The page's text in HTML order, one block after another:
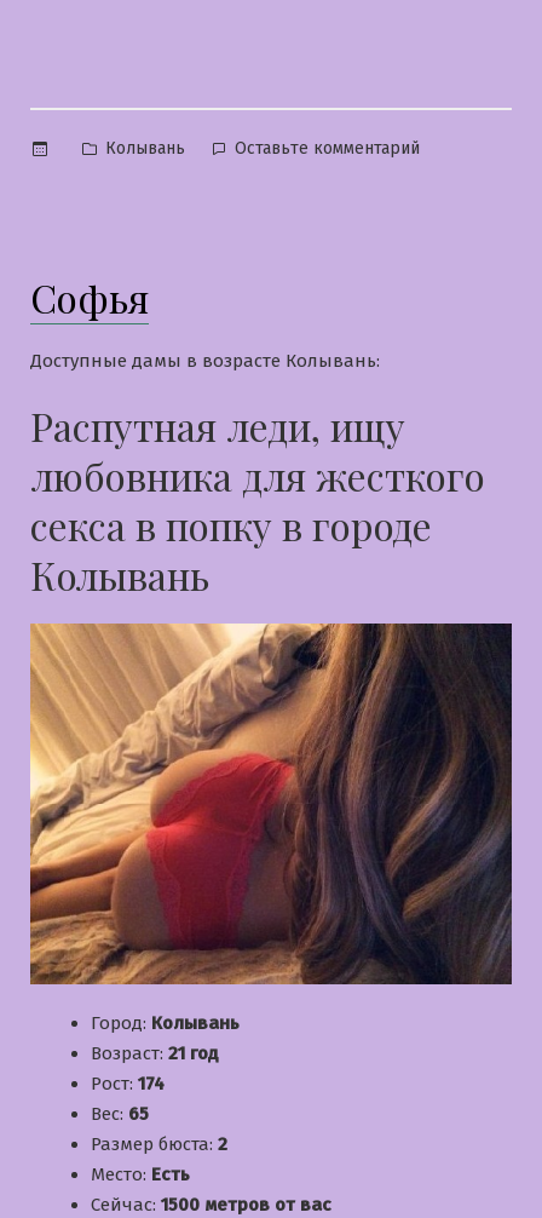
Опубликовано
Колывань Оставьте комментарий
Софья
Доступные дамы в возрасте Колывань:
Распутная леди, ищу
любовника для жесткого
секса в попку в городе
Колывань
Город: Колывань
Возраст: 21 год
Рост: 174
Вес: 65
Размер бюста: 2
Место: Есть
Сейчас: 1500 метров от вас